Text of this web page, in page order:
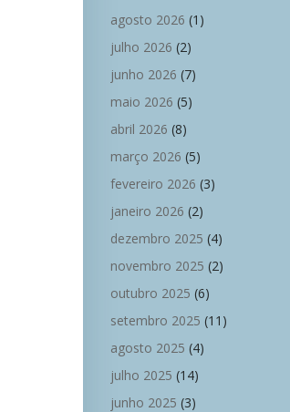
agosto 2026 (1)
julho 2026 (2)
junho 2026 (7)
maio 2026 (5)
abril 2026 (8)
março 2026 (5)
fevereiro 2026 (3)
janeiro 2026 (2)
dezembro 2025 (4)
novembro 2025 (2)
outubro 2025 (6)
setembro 2025 (11)
agosto 2025 (4)
julho 2025 (14)
junho 2025 (3)